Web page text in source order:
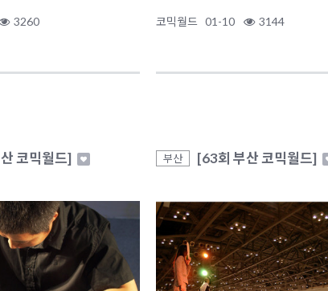
3260 코믹월드 01-10 3144
코믹월드] 부산 [63회 부산 코믹월드]